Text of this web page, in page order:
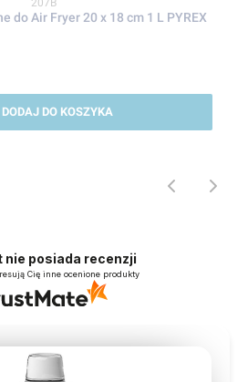
do Air Fryer 20 x 18 cm 1 L PYREX
DODAJ DO KOSZYKA
nie posiada recenzji
Cię inne ocenione produkty